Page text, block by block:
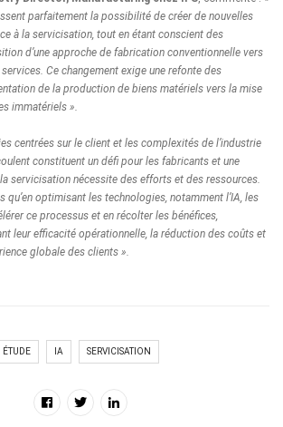
parfaitement la possibilité de créer de nouvelles
à la servicisation, tout en étant conscient des
d’une approche de fabrication conventionnelle vers
Ce changement exige une refonte des
de la production de biens matériels vers la mise
immatériels ».
centrées sur le client et les complexités de l’industrie
constituent un défi pour les fabricants et une
servicisation nécessite des efforts et des ressources.
qu’en optimisant les technologies, notamment l’IA, les
ce processus et en récolter les bénéfices,
leur efficacité opérationnelle, la réduction des coûts et
globale des clients ».
ÉTUDE IA SERVICISATION